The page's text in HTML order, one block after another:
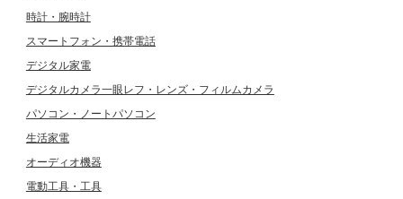
時計・腕時計
スマートフォン・携帯電話
デジタル家電
デジタルカメラ一眼レフ・レンズ・フィルムカメラ
パソコン・ノートパソコン
生活家電
オーディオ機器
電動工具・工具